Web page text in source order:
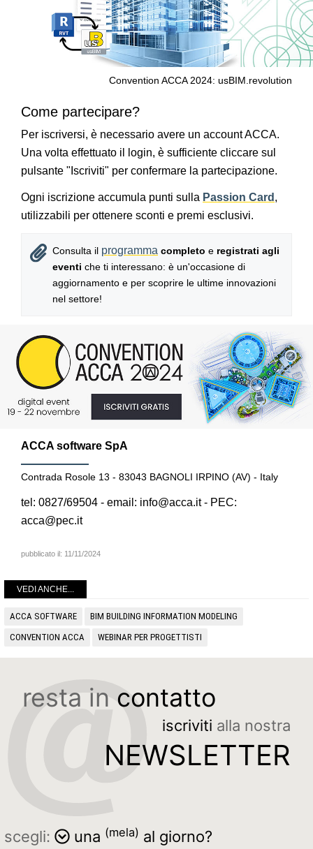
Convention ACCA 2024: usBIM.revolution
Come partecipare?
Per iscriversi, è necessario avere un account ACCA.
Una volta effettuato il login, è sufficiente cliccare sul
pulsante "Iscriviti" per confermare la partecipazione.
Ogni iscrizione accumula punti sulla Passion Card ,
utilizzabili per ottenere sconti e premi esclusivi.
Consulta il programma completo e registrati agli
eventi che ti interessano: è un'occasione di
aggiornamento e per scoprire le ultime innovazioni
nel settore!
ACCA software SpA
Contrada Rosole 13 - 83043 BAGNOLI IRPINO (AV) - Italy
tel: 0827/69504 - email: info@acca.it - PEC:
acca@pec.it
pubblicato il: 11/11/2024
VEDI ANCHE...
ACCA SOFTWARE
BIM BUILDING INFORMATION MODELING
CONVENTION ACCA
WEBINAR PER PROGETTISTI
resta in contatto
iscriviti alla nostra
NEWSLETTER
scegli: una (mela) al giorno?